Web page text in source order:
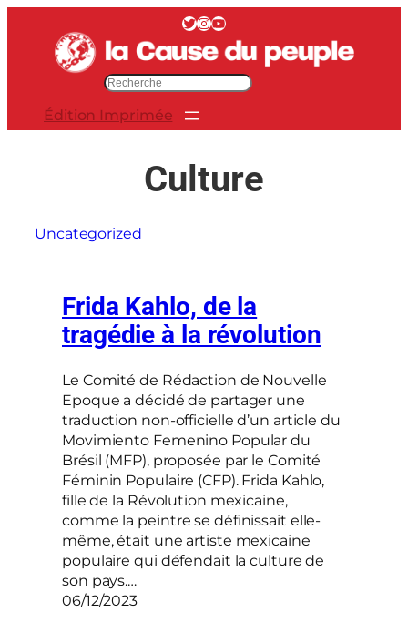
contenu
Twitter InstagramYouTube
e
Édition Imprimée
Culture
Uncategorized
Frida Kahlo, de la
tragédie à la révolution
Le Comité de Rédaction de Nouvelle
Epoque a décidé de partager une
traduction non-officielle d’un article du
Movimiento Femenino Popular du
Brésil (MFP), proposée par le Comité
Féminin Populaire (CFP). Frida Kahlo,
fille de la Révolution mexicaine,
comme la peintre se définissait elle-
même, était une artiste mexicaine
populaire qui défendait la culture de
son pays.…
06/12/2023